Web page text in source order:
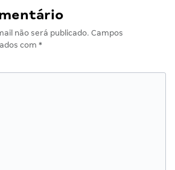
não será publicado. Campos
com *